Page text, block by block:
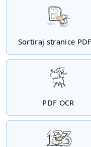
Sortiraj stranice
PDF OCR